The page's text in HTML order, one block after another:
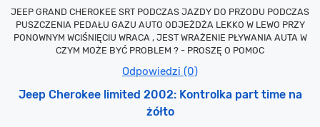
JEEP GRAND CHEROKEE SRT PODCZAS JAZDY DO PRZODU PODCZAS
PUSZCZENIA PEDAŁU GAZU AUTO ODJEŻDŻA LEKKO W LEWO PRZY
PONOWNYM WCIŚNIĘCIU WRACA , JEST WRAŻENIE PŁYWANIA AUTA W
CZYM MOŻE BYĆ PROBLEM ? - PROSZĘ O POMOC
Odpowiedzi (0)
Jeep Cherokee limited 2002: Kontrolka part time na
żółto